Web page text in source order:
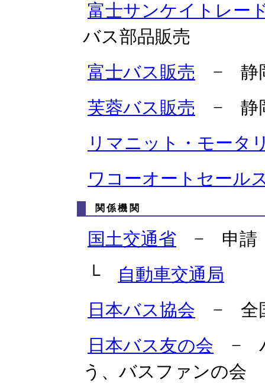
富士サンケイトレー
バス部品販売
富士バス販売 − 静
芙蓉バス販売 − 静
リマニット・モータ
ワコーオートセール
関係機関
国土交通省 − 申請
└
自動車交通局
日本バス協会 − 全
日本バス友の会 − バ
う、バスファンの会